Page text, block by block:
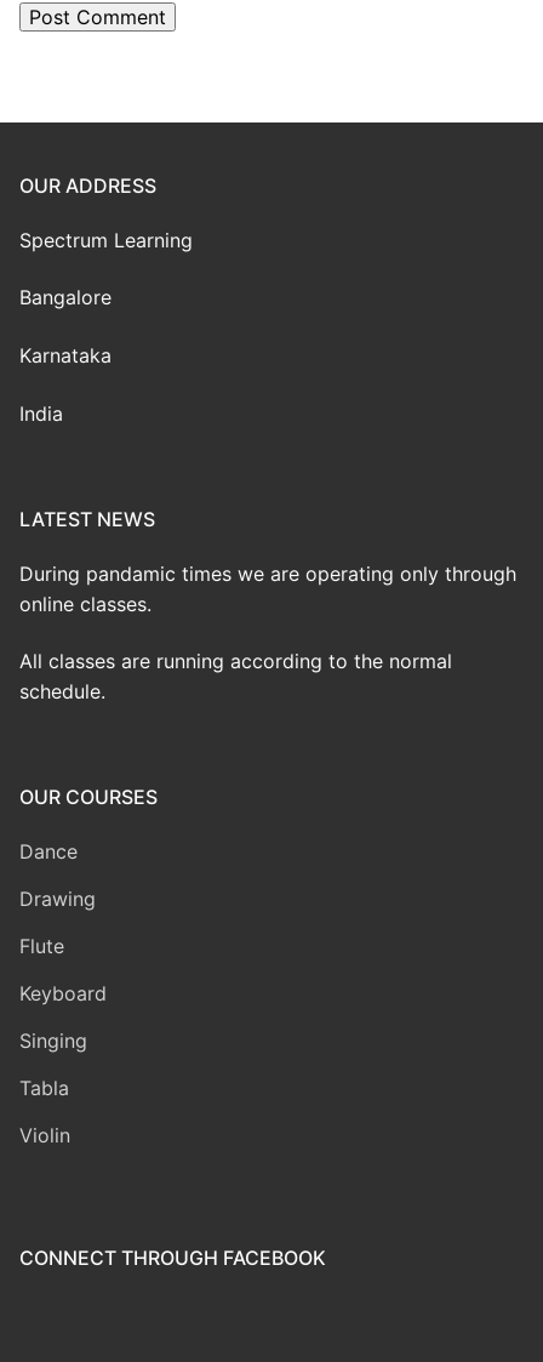
OUR ADDRESS
Spectrum Learning
Bangalore
Karnataka
India
LATEST NEWS
During pandamic times we are operating only through
online classes.
All classes are running according to the normal
schedule.
OUR COURSES
Dance
Drawing
Flute
Keyboard
Singing
Tabla
Violin
CONNECT THROUGH FACEBOOK